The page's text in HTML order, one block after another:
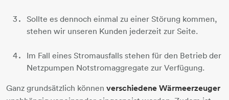
Sollte es dennoch einmal zu einer Störung kommen,
stehen wir unseren Kunden jederzeit zur Seite.
Im Fall eines Stromausfalls stehen für den Betrieb der
Netzpumpen Notstromaggregate zur Verfügung.
Ganz grundsätzlich können verschiedene Wärmeerzeuger